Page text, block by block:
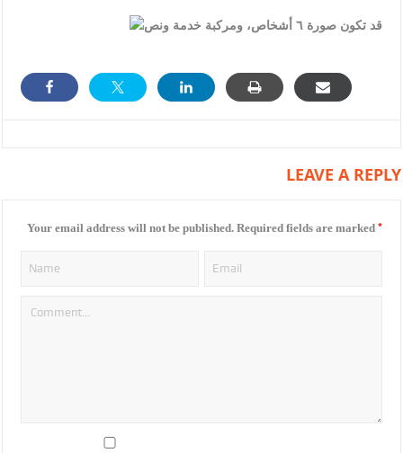
LEAVE A REPLY
Your email address will not be published. Required fields are marked *